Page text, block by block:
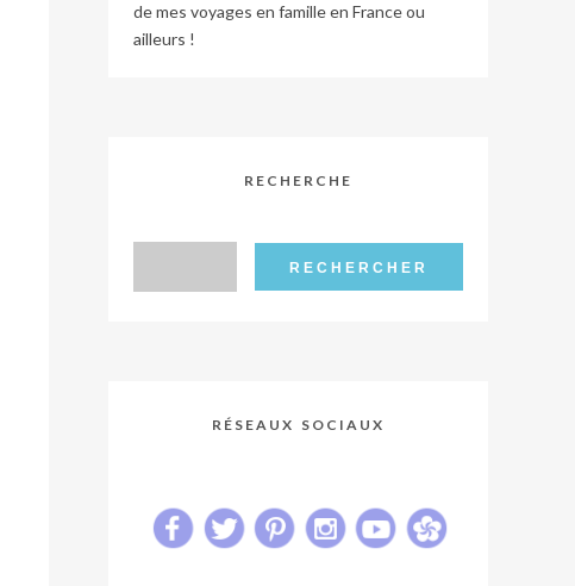
de mes voyages en famille en France ou
ailleurs !
RECHERCHE
RÉSEAUX SOCIAUX